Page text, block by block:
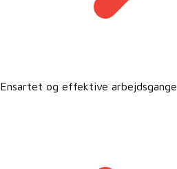
Ensartet og effektive arbejdsgange